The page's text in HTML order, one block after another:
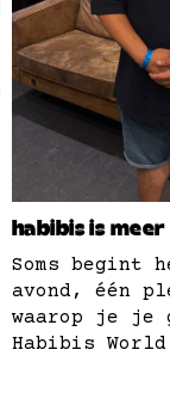
habibis is
Soms begint
avond, één
waarop je je
Habibis